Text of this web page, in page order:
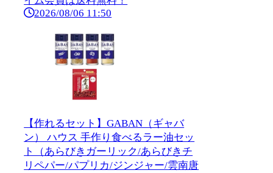
2026/08/06 11:50
【作れるセット】GABAN（ギャバ
ン） ハウス 手作り食べるラー油セッ
ト（あらびきガーリック/あらびきチ
リペパー/パプリカ/ジンジャー/雲南唐